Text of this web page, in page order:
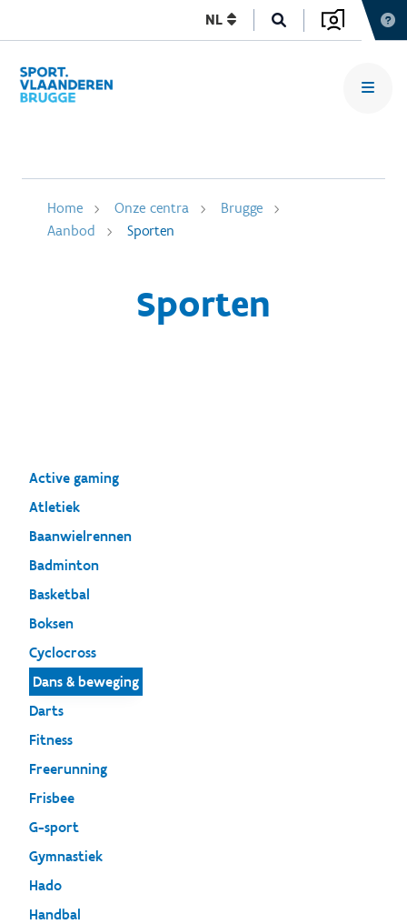
NL
Home Onze centra
Brugge
Aanbod
Sporten
Sporten
Active gaming
Atletiek
Baanwielrennen
Badminton
Basketbal
Boksen
Cyclocross
Dans & beweging
Darts
Fitness
Freerunning
Frisbee
G-sport
Gymnastiek
Hado
Handbal